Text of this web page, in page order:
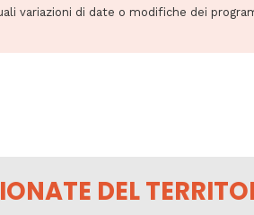
variazioni di date o modifiche dei
DEL